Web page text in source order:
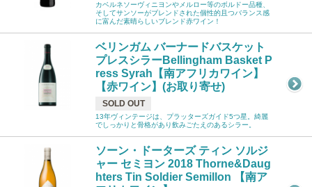
カベルネソーヴィニヨンやメルロー等のボルドー品種、
そしてサンソーがブレンドされた個性的且つバランス感
に富んだ素晴らしいブレンド赤ワイン！
ベリンガム バーナードバスケット
プレスシラーBellingham Basket P
ress Syrah【南アフリカワイン】
【赤ワイン】(お取り寄せ)
SOLD OUT
13年ヴィンテージは、プラッターズガイド5つ星。綺麗
でしっかりと骨格があり飲みごたえのあるシラー。
ソーン・ドーターズ ティン ソルジ
ャー セミヨン 2018 Thorne&Daug
hters Tin Soldier Semillon 【南ア